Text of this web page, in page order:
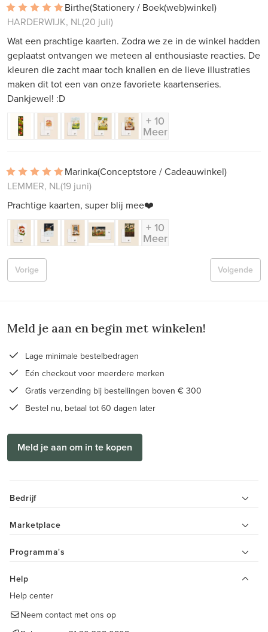
Birthe(Stationery / Boek(web)winkel)
HARDERWIJK, NL(20 juli)
Wat een prachtige kaarten. Zodra we ze in de winkel hadden
geplaatst ontvangen we meteen al enthousiaste reacties. De
kleuren die zacht maar toch knallen en de lieve illustraties
maken dit tot een van onze favoriete kaartenseries.
Dankjewel! :D
+ 10
Meer
Marinka(Conceptstore / Cadeauwinkel)
LEMMER, NL(19 juni)
Prachtige kaarten, super blij mee❤️
+ 10
Meer
Volgende
Vorige
Meld je aan en begin met winkelen!
Lage minimale bestelbedragen
Eén checkout voor meerdere merken
Gratis verzending bij bestellingen boven € 300
Bestel nu, betaal tot 60 dagen later
Meld je aan om in te kopen
Bedrijf
Marketplace
Programma's
Help
Help center
Neem contact met ons op